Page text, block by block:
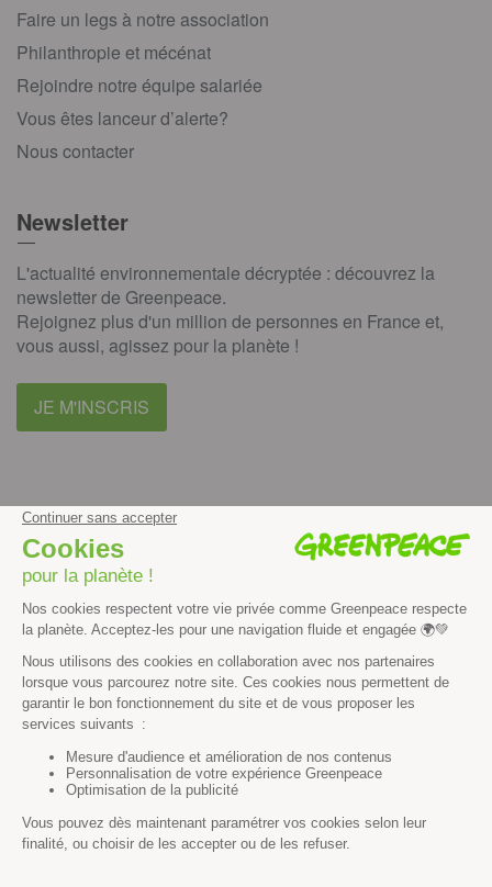
Faire un legs à notre association
Philanthropie et mécénat
Rejoindre notre équipe salariée
Vous êtes lanceur d’alerte?
Nous contacter
Newsletter
L'actualité environnementale décryptée : découvrez la
newsletter de Greenpeace.
Rejoignez plus d'un million de personnes en France et,
vous aussi, agissez pour la planète !
JE M'INSCRIS
instagramyoutube
Contenus et propriété intellectuelle
Mentions légales
Politique de confidentialité
Les autres sites de Greenpeace
dans le monde
Cliquez-ici pour modifier vos préférences en matière de cookies
Greenpeace